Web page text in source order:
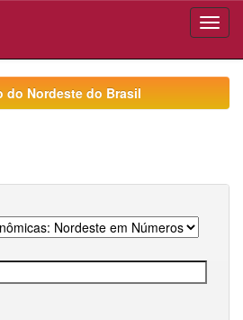
do Nordeste do Brasil